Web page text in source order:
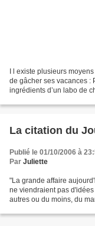
I l existe plusieurs
de gâcher ses vacances :
ingrédients d’un labo de
La citation du
Publié le 01/10/2006 à
Par Juliette
"La grande affaire
ne viendraient pas
autres ou du moins, du